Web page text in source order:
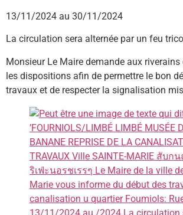
13/11/2024 au 30/11/2024
La circulation sera alternée par un feu
Monsieur Le Maire demande aux riverains
les dispositions afin de permettre le bon
travaux et de respecter la signalisation